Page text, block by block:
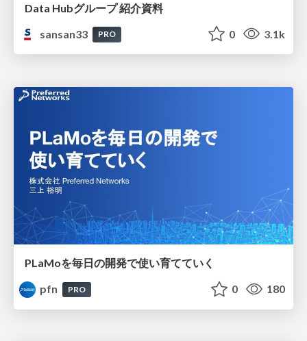
Data Hubグループ 紹介資料
sansan33
PRO 0 3.1k
PLaMoを毎日の開発で使い育てていく
pfn
PRO 0 180